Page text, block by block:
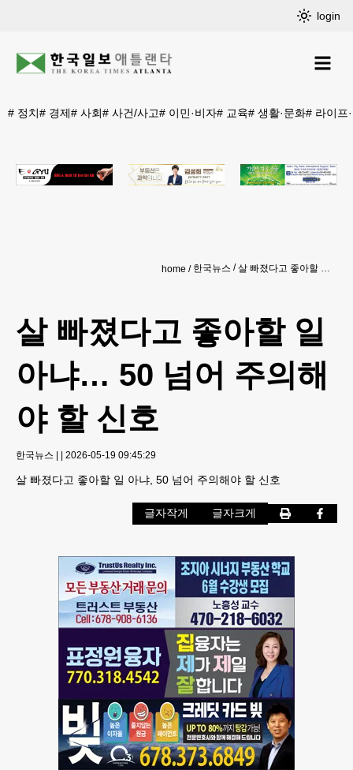
login
# 정치# 경제# 사회# 사건/사고# 이민·비자# 교육# 생활·문화# 라이프
home 한국뉴스 살 빠졌다고 좋아할 일 아냐… 50 넘어 주의해야 할 신호
살 빠졌다고 좋아할 일
아냐… 50 넘어 주의해
야 할 신호
한국뉴스 | | 2026-05-19 09:45:29
살 빠졌다고 좋아할 일 아냐, 50 넘어 주의해야 할 신호
글자작게 글자크게